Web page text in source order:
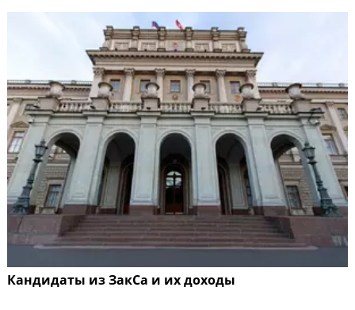
Кандидаты из ЗакСа и их доходы